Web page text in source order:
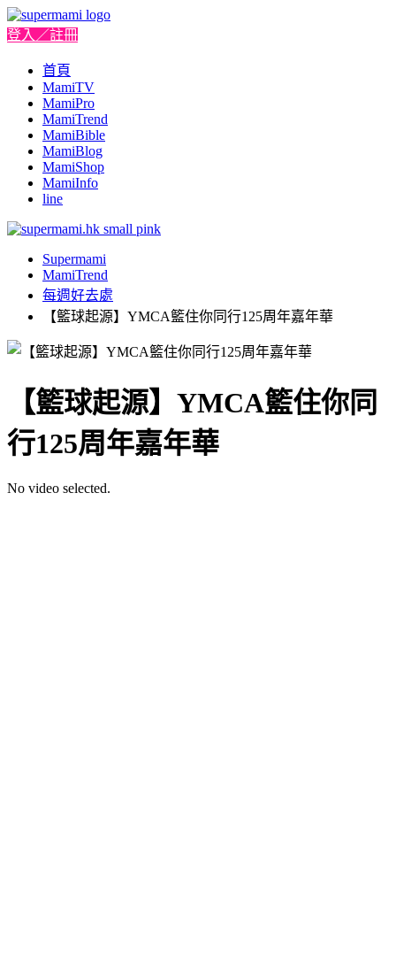
登入／註冊
首頁
MamiTV
MamiPro
MamiTrend
MamiBible
MamiBlog
MamiShop
MamiInfo
line
Supermami
MamiTrend
每週好去處
【籃球起源】YMCA籃住你同行125周年嘉年華
【籃球起源】YMCA籃住你同
行125周年嘉年華
No video selected.